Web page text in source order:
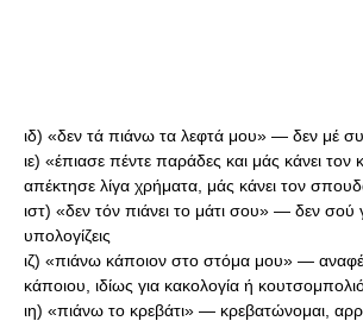
ιδ) «δεν τά πιάνω τα λεφτά μου» — δεν μέ
ιε) «έπιασε πέντε παράδες και μάς κάνει
απέκτησε λίγα χρήματα, μάς κάνει τον
ιστ) «δεν τόν πιάνει το μάτι σου» — δεν σού
υπολογίζεις
ιζ) «πιάνω κάποιον στο στόμα μου» —
κάποιου, ιδίως για κακολογία ή
ιη) «πιάνω το κρεβάτι» — κρεβατώνομαι,